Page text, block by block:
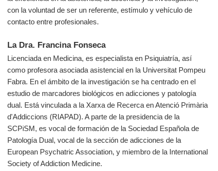
con la voluntad de ser un referente, estímulo y vehículo de
contacto entre profesionales.
La Dra. Francina Fonseca
Licenciada en Medicina, es especialista en Psiquiatría, así
como profesora asociada asistencial en la Universitat Pompeu
Fabra. En el ámbito de la investigación se ha centrado en el
estudio de marcadores biológicos en adicciones y patología
dual. Está vinculada a la Xarxa de Recerca en Atenció Primària
d'Addiccions (RIAPAD). A parte de la presidencia de la
SCPiSM, es vocal de formación de la Sociedad Española de
Patología Dual, vocal de la sección de adicciones de la
European Psychatric Association, y miembro de la International
Society of Addiction Medicine.